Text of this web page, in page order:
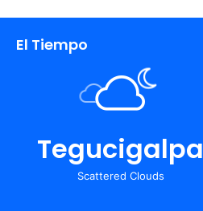
El Tiempo
Tegucigalpa
Scattered Clouds